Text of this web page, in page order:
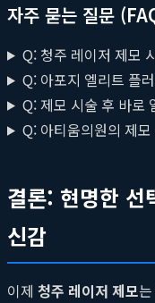
자주 묻는 질문
Q: 청주 레이저 제모
Q: 아포지 엘리트 플
Q: 제모 시술 후 바로
Q: 아티움의원의 제
결론: 현명한 선
신감
이제 청주 레이저 제모